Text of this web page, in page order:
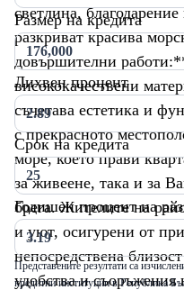
светлина,
разкриват красива
довършителни
висококачествени
съчетава естетика и
с прекрасното
море, което прави
за живеене, така и за
брега. Жителите на
и уют, осигурени от
непосредствена
удобства и
Размер на кредита
Лихвен процент
Срок на кредита
Годишен процент на
Представените резултати са
кредитни институции в Република